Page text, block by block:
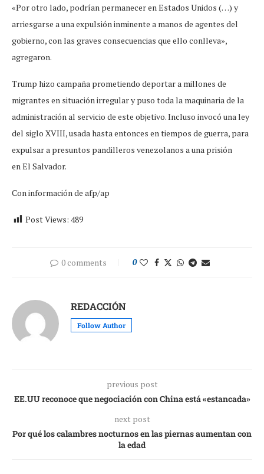
«Por otro lado, podrían permanecer en Estados Unidos (…) y
arriesgarse a una expulsión inminente a manos de agentes del
gobierno, con las graves consecuencias que ello conlleva»,
agregaron.
Trump hizo campaña prometiendo deportar a millones de
migrantes en situación irregular y puso toda la maquinaria de la
administración al servicio de este objetivo. Incluso invocó una ley
del siglo XVIII, usada hasta entonces en tiempos de guerra, para
expulsar a presuntos pandilleros venezolanos a una prisión
en El Salvador.
Con información de afp/ap
Post Views: 489
0 comments 0
REDACCIÓN
Follow Author
previous post
EE.UU reconoce que negociación con China está «estancada»
next post
Por qué los calambres nocturnos en las piernas aumentan con
la edad